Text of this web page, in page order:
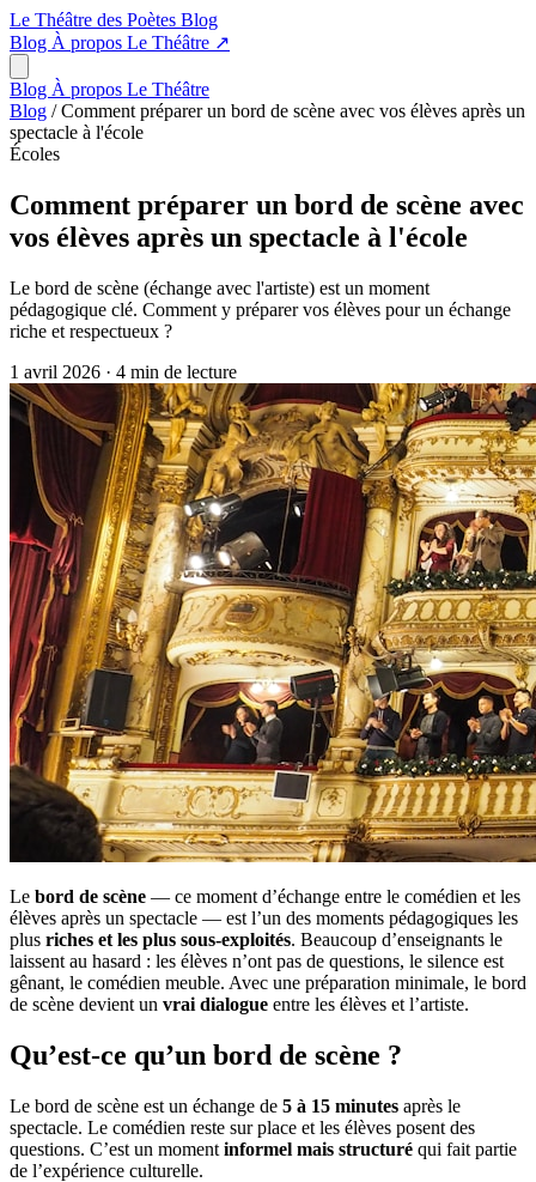
Le Théâtre des Poètes Blog
Blog À propos Le Théâtre ↗
Blog À propos Le Théâtre
Blog / Comment préparer un bord de scène avec vos élèves après un
spectacle à l'école
Écoles
Comment préparer un bord de scène avec
vos élèves après un spectacle à l'école
Le bord de scène (échange avec l'artiste) est un moment
pédagogique clé. Comment y préparer vos élèves pour un échange
riche et respectueux ?
1 avril 2026 · 4 min de lecture
Le bord de scène — ce moment d’échange entre le comédien et les
élèves après un spectacle — est l’un des moments pédagogiques les
plus riches et les plus sous-exploités. Beaucoup d’enseignants le
laissent au hasard : les élèves n’ont pas de questions, le silence est
gênant, le comédien meuble. Avec une préparation minimale, le bord
de scène devient un vrai dialogue entre les élèves et l’artiste.
Qu’est-ce qu’un bord de scène ?
Le bord de scène est un échange de 5 à 15 minutes après le
spectacle. Le comédien reste sur place et les élèves posent des
questions. C’est un moment informel mais structuré qui fait partie
de l’expérience culturelle.